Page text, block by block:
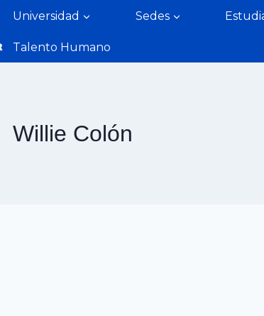
Universidad Sedes
Talento Humano
Willie Colón